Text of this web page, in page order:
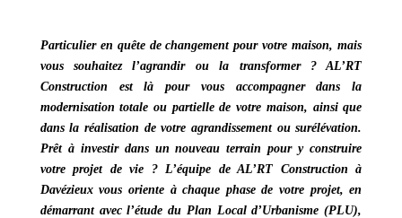
Particulier en quête de changement pour votre maison, mais
vous souhaitez l’agrandir ou la transformer ?AL’RT
Construction est là pour vous accompagner dans la
modernisation totale ou partielle de votre maison, ainsi que
dans la réalisation de votre agrandissement ou surélévation.
Prêt à investir dans un nouveau terrain pour y construire
votre projet de vie ? L’équipe deAL’RT Construction à
Davézieuxvous oriente à chaque phase de votre projet, en
démarrant avec l’étude du Plan Local d’Urbanisme (PLU),